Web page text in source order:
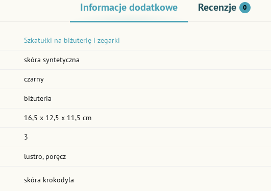
Informacje dodatkowe Recenzje 0
Szkatułki na biżuterię i zegarki
skóra syntetyczna
czarny
biżuteria
16,5 x 12,5 x 11,5 cm
3
lustro, poręcz
skóra krokodyla